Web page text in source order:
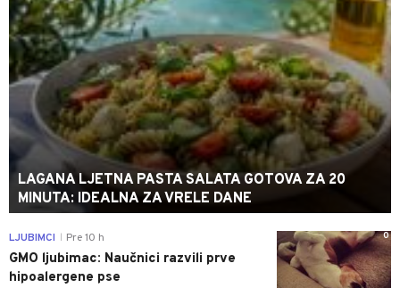
LAGANA LJETNA PASTA SALATA GOTOVA ZA 20
MINUTA: IDEALNA ZA VRELE DANE
0
LJUBIMCI Pre 10 h
GMO ljubimac: Naučnici razvili prve
hipoalergene pse